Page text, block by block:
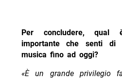
Per concludere,
importante che senti di
musica fino ad oggi?
«È un grande privilegio